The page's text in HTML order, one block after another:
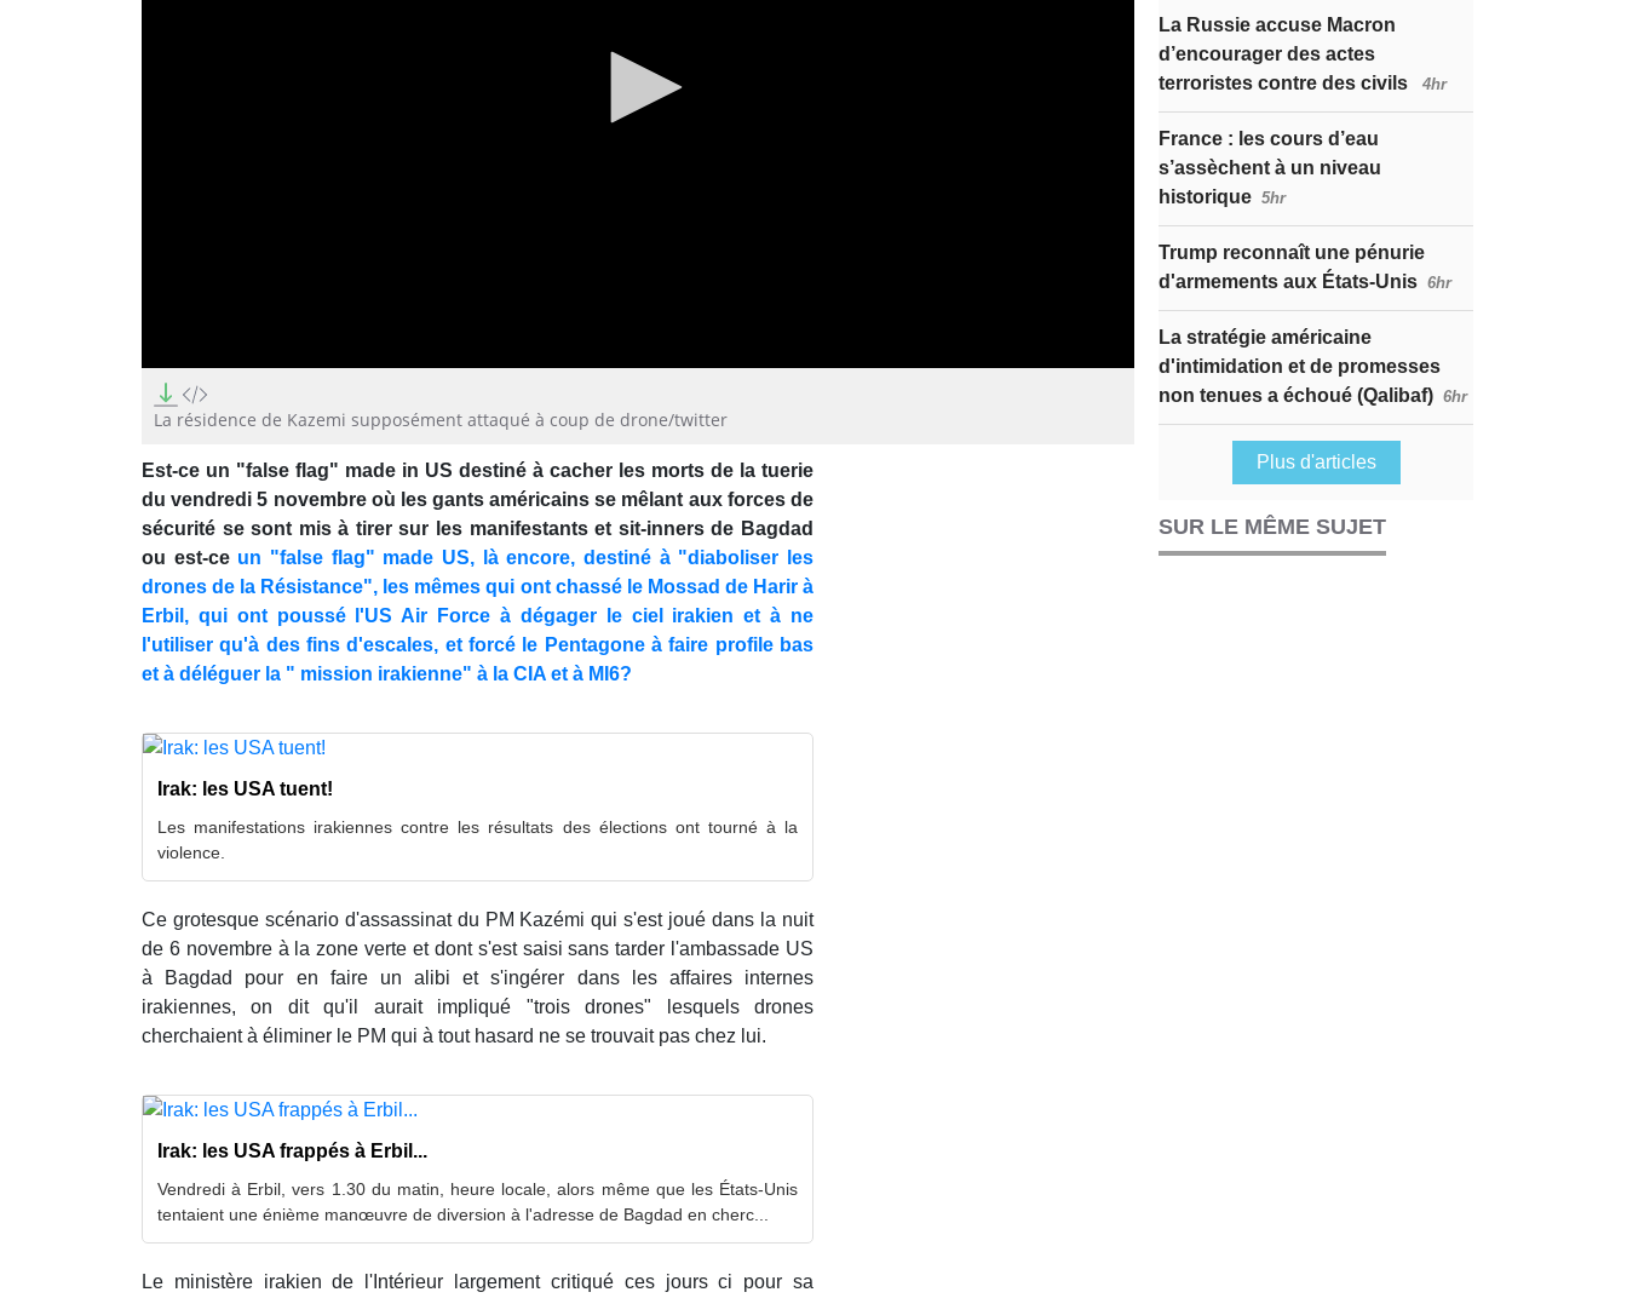
seconds
of
90%
La résidence de Kazemi supposément attaqué à coup de drone/twitter
Est-ce un "false flag" made in US destiné à cacher les morts de la tuerie
du vendredi 5 novembre où les gants américains se mêlant aux forces de
sécurité se sont mis à tirer sur les manifestants et sit-inners de Bagdad
ou est-ceun "false flag" made US, là encore, destiné à "diaboliser les
drones de la Résistance", les mêmes qui ont chassé le Mossad de Harir à
Erbil, qui ont poussé l'US Air Force à dégager le ciel irakien et à ne
l'utiliser qu'à des fins d'escales, et forcé le Pentagone à faire profile bas
et à déléguer la " mission irakienne" à la CIA et à MI6?
Irak: les USA tuent!
Les manifestations irakiennes contre les résultats des élections ont tourné à la
violence.
Ce grotesque scénario d'assassinat du PM Kazémi qui s'est joué dans la nuit
de 6 novembre à la zone verte et dont s'est saisi sans tarder l'ambassade US
à Bagdad pour en faire un alibi et s'ingérer dans les affaires internes
irakiennes, on dit qu'il aurait impliqué "trois drones" lesquels drones
cherchaient à éliminer le PM qui à tout hasard ne se trouvait pas chez lui.
Irak: les USA frappés à Erbil...
Vendredi à Erbil, vers 1.30 du matin, heure locale, alors même que les États-Unis
tentaient une énième manœuvre de diversion à l'adresse de Bagdad en cherc...
Le ministère irakien de l'Intérieur largement critiqué ces jours ci pour sa
La Russie accuse Macron
d’encourager des actes
terroristes contre des civils
4hr
France : les cours d’eau
s’assèchent à un niveau
historique 5hr
Trump reconnaît une pénurie
d'armements aux États-Unis 6hr
La stratégie américaine
d'intimidation et de promesses
non tenues a échoué (Qalibaf) 6hr
Plus d'articles
SUR LE MÊME SUJET